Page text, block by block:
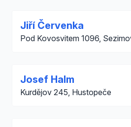
Jiří Červenka
Pod Kovosvitem 1096,
Josef Halm
Kurdějov 245, Hustopeče